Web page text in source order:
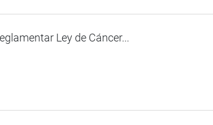
Ley de Cáncer...